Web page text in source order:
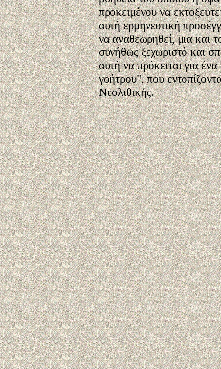
προκειμένου να
αυτή ερμηνευτική
να αναθεωρηθεί, μια και
συνήθως ξεχωριστό και
αυτή να πρόκειται για
γοήτρου", που
Νεολιθικής.